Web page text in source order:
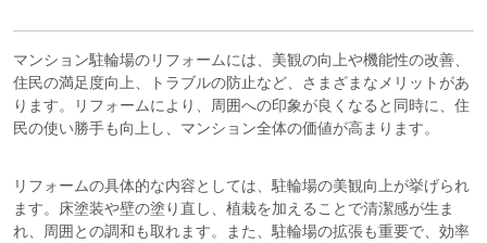
マンション駐輪場のリフォームには、美観の向上や機能性の改善、
住民の満足度向上、トラブルの防止など、さまざまなメリットがあ
ります。リフォームにより、周囲への印象が良くなると同時に、住
民の使い勝手も向上し、マンション全体の価値が高まります。
リフォームの具体的な内容としては、駐輪場の美観向上が挙げられ
ます。床塗装や壁の塗り直し、植栽を加えることで清潔感が生ま
れ、周囲との調和も取れます。また、駐輪場の拡張も重要で、効率